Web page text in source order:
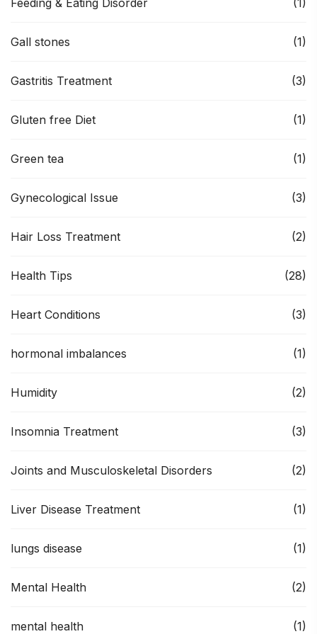
Feeding & Eating Disorder (1)
Gall stones (1)
Gastritis Treatment (3)
Gluten free Diet (1)
Green tea (1)
Gynecological Issue (3)
Hair Loss Treatment (2)
Health Tips (28)
Heart Conditions (3)
hormonal imbalances (1)
Humidity (2)
Insomnia Treatment (3)
Joints and Musculoskeletal Disorders (2)
Liver Disease Treatment (1)
lungs disease (1)
Mental Health (2)
mental health (1)